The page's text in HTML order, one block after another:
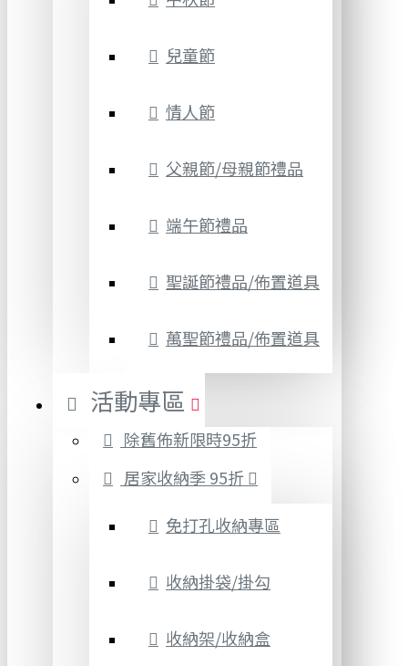
兒童節
情人節
父親節/母親節禮品
端午節禮品
聖誕節禮品/佈置道具
萬聖節禮品/佈置道具
活動專區
除舊佈新限時95折
居家收納季 95折
免打孔收納專區
收納掛袋/掛勾
收納架/收納盒